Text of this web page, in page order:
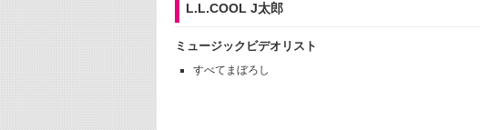
L.L.COOL J太郎
ミュージックビデオリスト
すべてまぼろし